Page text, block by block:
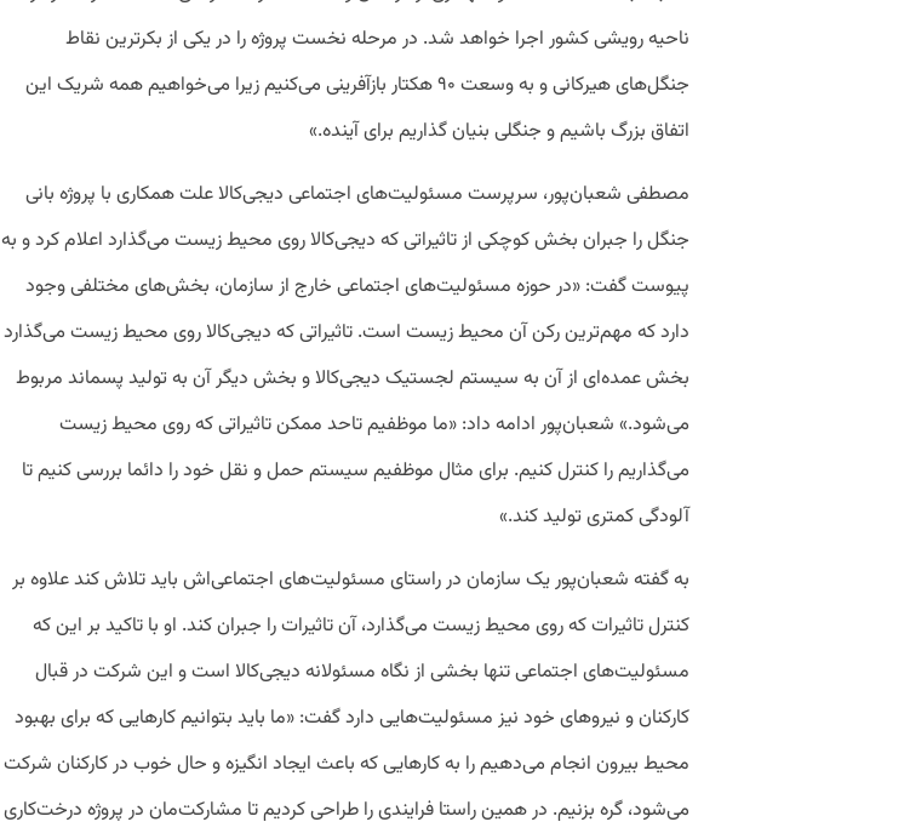
ناحیه رویشی کشور اجرا خواهد شد. در مرحله نخست پروژه را در یکی از بکرترین نقاط
جنگل‌های هیرکانی و به وسعت ۹۰ هکتار بازآفرینی می‌کنیم زیرا می‌خواهیم همه شریک این
اتفاق بزرگ باشیم و جنگلی بنیان گذاریم برای آینده.»
مصطفی شعبان‌پور، سرپرست مسئولیت‌های اجتماعی دیجی‌کالا علت همکاری با پروژه بانی
جنگل را جبران بخش کوچکی از تاثیراتی که دیجی‌کالا روی محیط زیست می‌گذارد اعلام کرد و به
پیوست گفت: «در حوزه مسئولیت‌های اجتماعی خارج از سازمان، بخش‌های مختلفی وجود
دارد که مهم‌ترین رکن آن محیط زیست است. تاثیراتی که دیجی‌کالا روی محیط زیست می‌گذارد
بخش عمده‌ای از آن به سیستم لجستیک دیجی‌کالا و بخش دیگر آن به تولید پسماند مربوط
می‌شود.‍» شعبان‌پور ادامه داد: «ما موظفیم تاحد ممکن تاثیراتی که روی محیط زیست
می‌گذاریم را کنترل کنیم. برای مثال موظفیم سیستم حمل و نقل خود را دائما بررسی کنیم تا
آلودگی کمتری تولید کند.»
به گفته شعبان‌پور یک سازمان در راستای مسئولیت‌های اجتماعی‌اش باید تلاش کند علاوه بر
کنترل تاثیرات که روی محیط ‌زیست می‌گذارد، آن تاثیرات را جبران کند. او با تاکید بر این که
مسئولیت‌های اجتماعی تنها بخشی از نگاه مسئولانه دیجی‌کالا است و این شرکت در قبال
کارکنان و نیرو‌های خود نیز مسئولیت‌هایی دارد گفت:‌ «ما باید بتوانیم کارهایی که برای بهبود
محیط بیرون انجام می‌دهیم را به کارهایی که باعث ایجاد انگیزه و حال خوب در کارکنان شرکت
می‌شود، گره بزنیم. در همین راستا فرایندی را طراحی کردیم تا مشارکت‌مان در پروژه درخت‌کاری